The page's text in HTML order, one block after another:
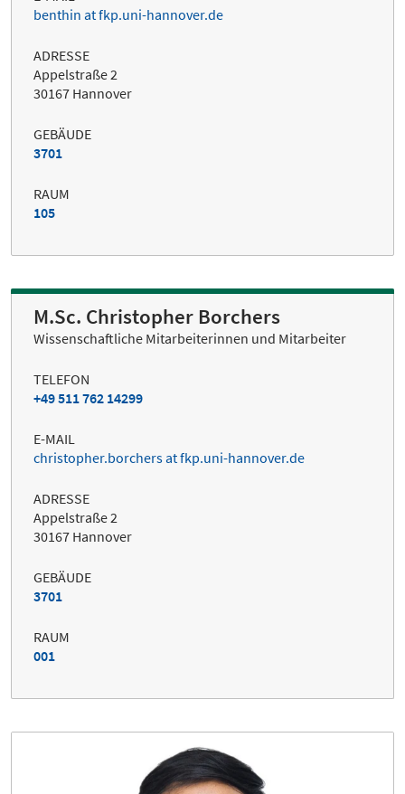
benthin at fkp.uni-hannover.de
ADRESSE
Appelstraße 2
30167 Hannover
GEBÄUDE
3701
RAUM
105
M.Sc. Christopher Borchers
Wissenschaftliche Mitarbeiterinnen und Mitarbeiter
TELEFON
+49 511 762 14299
E-MAIL
christopher.borchers at fkp.uni-hannover.de
ADRESSE
Appelstraße 2
30167 Hannover
GEBÄUDE
3701
RAUM
001